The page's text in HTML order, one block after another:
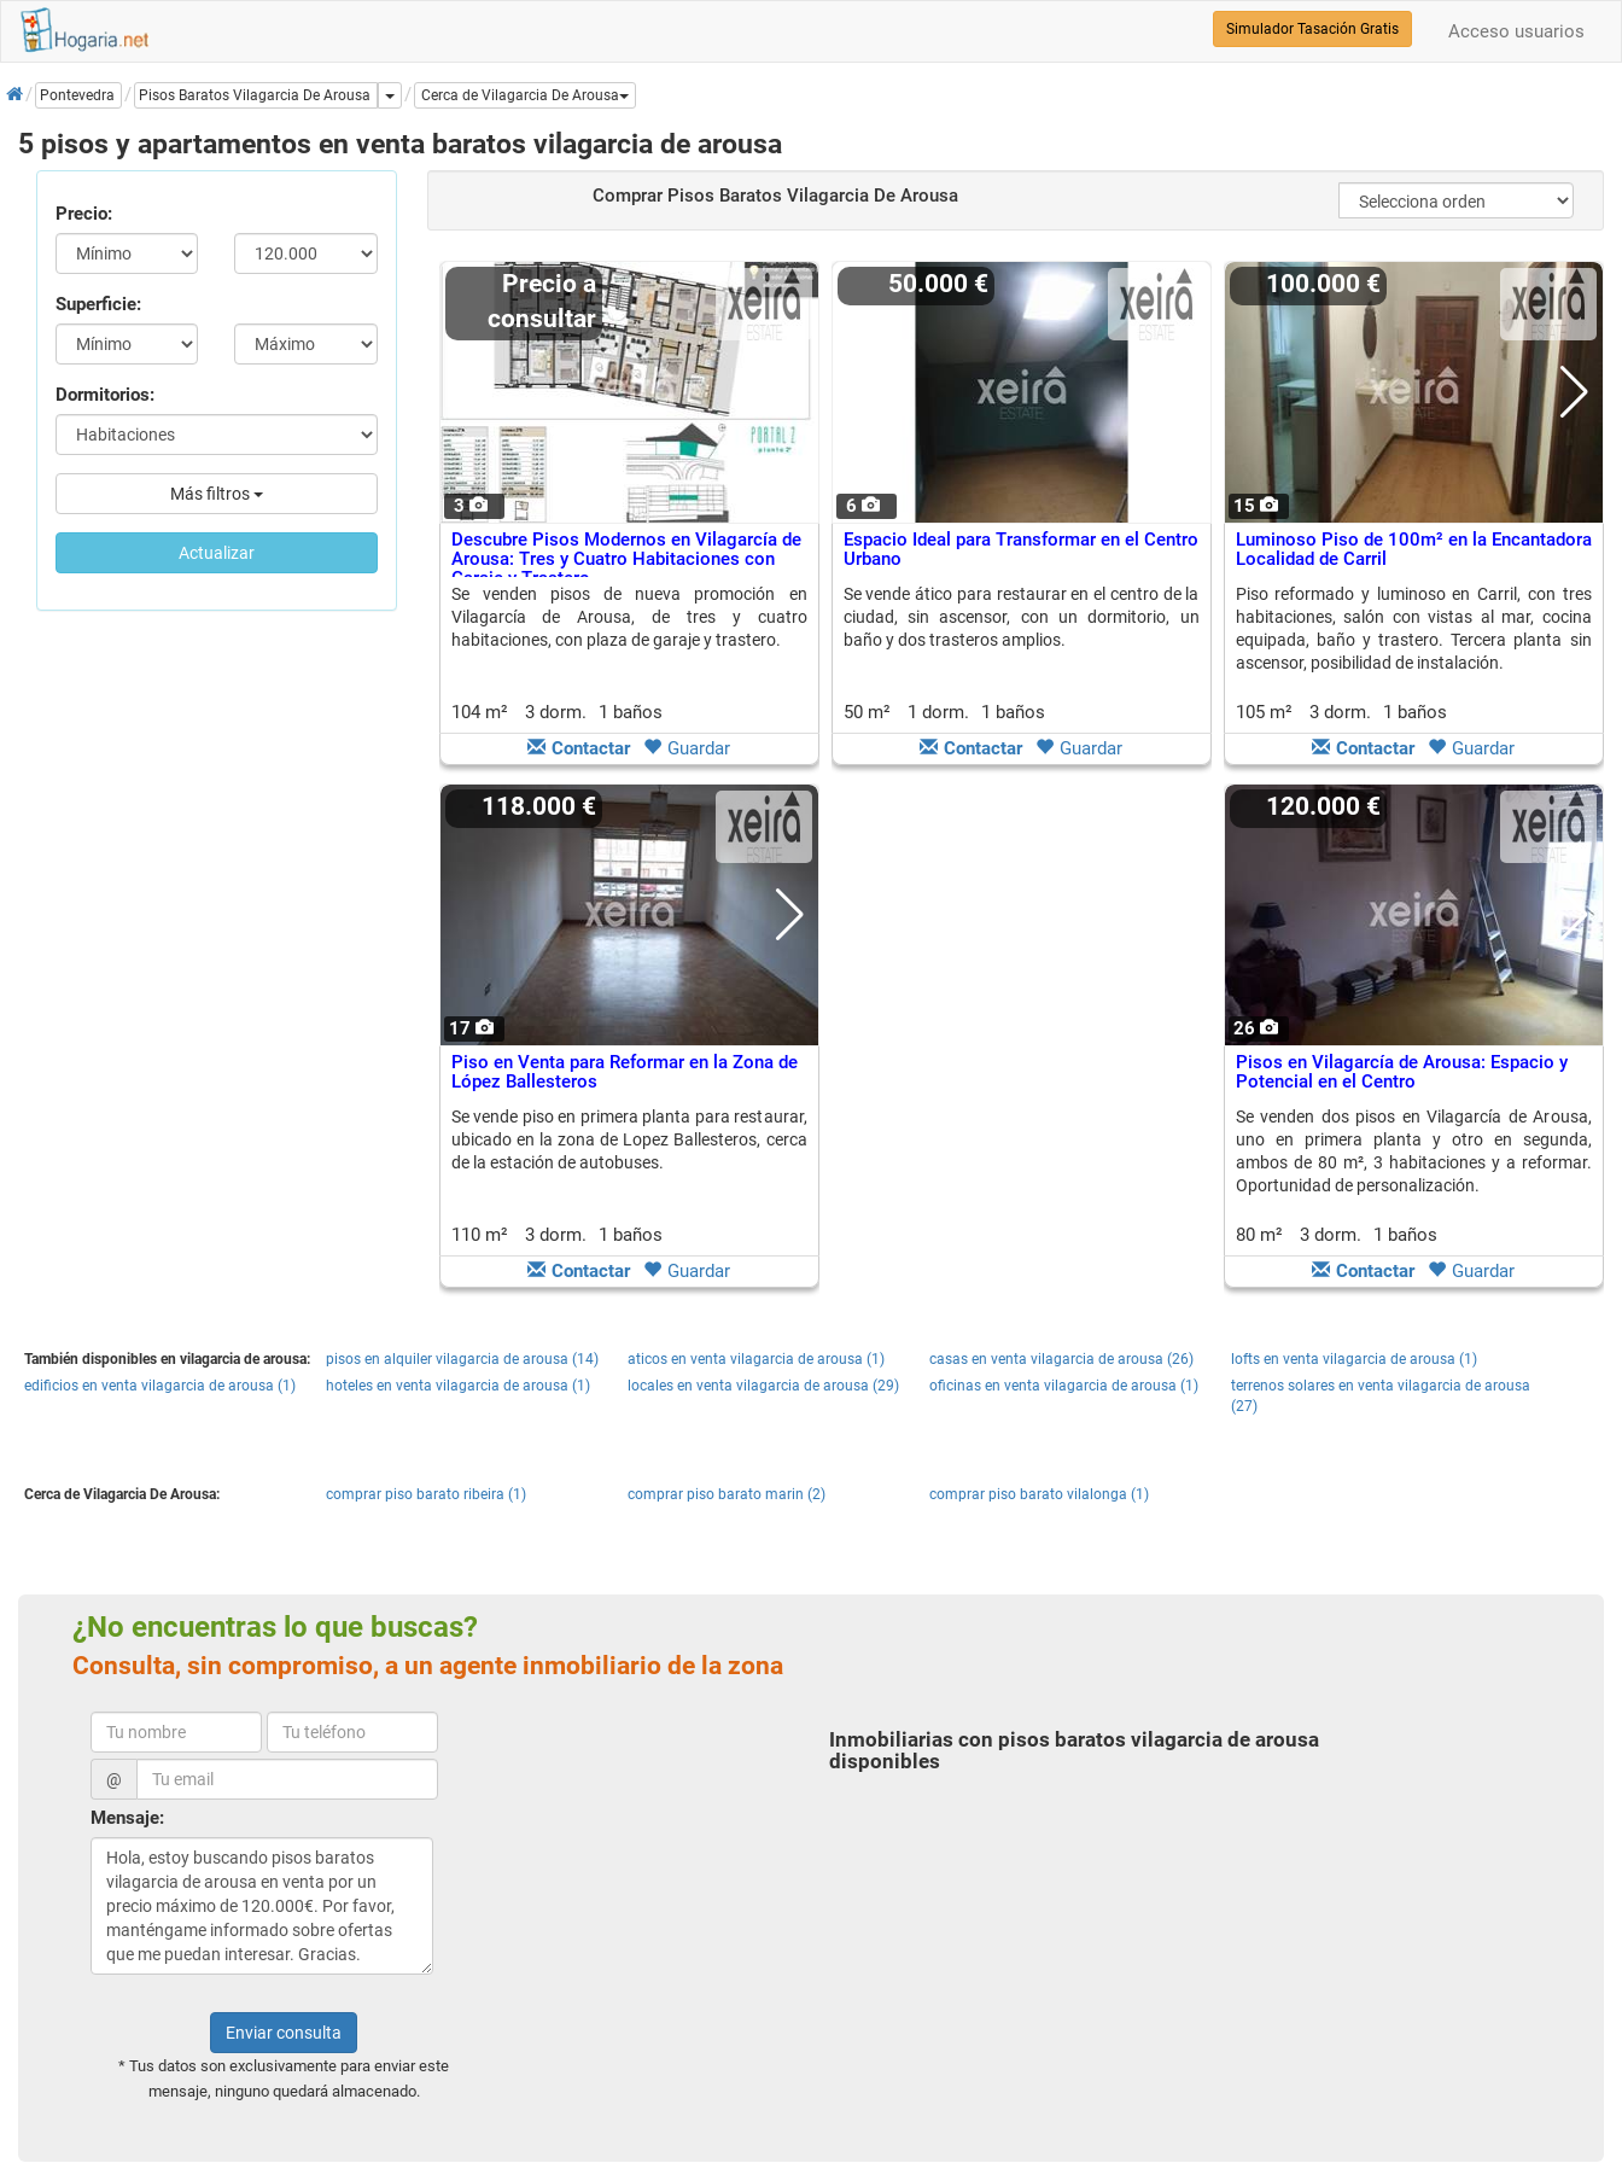
Acceso usuarios
Simulador Tasación Gratis
InicioPontevedra Pisos Baratos Vilagarcia De Arousa Dropdown
Cerca de Vilagarcia De Arousa
5 pisos y apartamentos en venta baratos vilagarcia de arousa
Precio:
Superficie:
Dormitorios:
Más filtros
Actualizar
Comprar Pisos Baratos Vilagarcia De Arousa
3
Precio a
consultar
Descubre Pisos Modernos en Vilagarcía de
Arousa: Tres y Cuatro Habitaciones con
Garaje y Trastero
Se venden pisos de nueva promoción en
Vilagarcía de Arousa, de tres y cuatro
habitaciones, con plaza de garaje y trastero.
104 m² 3 dorm.
1 baños
Contactar
Guardar
6
50.000 €
Espacio Ideal para Transformar en el Centro
Urbano
Se vende ático para restaurar en el centro de la
ciudad, sin ascensor, con un dormitorio, un
baño y dos trasteros amplios.
50 m² 1 dorm.
1 baños
Contactar
Guardar
15
100.000 €
Luminoso Piso de 100m² en la Encantadora
Localidad de Carril
Piso reformado y luminoso en Carril, con tres
habitaciones, salón con vistas al mar, cocina
equipada, baño y trastero. Tercera planta sin
ascensor, posibilidad de instalación.
105 m² 3 dorm.
1 baños
Contactar
Guardar
17
118.000 €
Piso en Venta para Reformar en la Zona de
López Ballesteros
Se vende piso en primera planta para restaurar,
ubicado en la zona de Lopez Ballesteros, cerca
de la estación de autobuses.
110 m² 3 dorm.
1 baños
Contactar
Guardar
26
120.000 €
Pisos en Vilagarcía de Arousa: Espacio y
Potencial en el Centro
Se venden dos pisos en Vilagarcía de Arousa,
uno en primera planta y otro en segunda,
ambos de 80 m², 3 habitaciones y a reformar.
Oportunidad de personalización.
80 m² 3 dorm.
1 baños
Contactar
Guardar
También disponibles en vilagarcia de arousa: pisos en alquiler vilagarcia de arousa (14) aticos en venta vilagarcia de arousa (1) casas en venta vilagarcia de arousa (26)
lofts en venta vilagarcia de arousa (1)
edificios en venta vilagarcia de arousa (1)
hoteles en venta vilagarcia de arousa (1) locales en venta vilagarcia de arousa (29) oficinas en venta vilagarcia de arousa (1)
terrenos solares en venta vilagarcia de arousa
(27)
Cerca de Vilagarcia De Arousa: comprar piso barato ribeira (1) comprar piso barato marin (2) comprar piso barato vilalonga (1)
¿No encuentras lo que buscas?
Consulta, sin compromiso, a un agente inmobiliario de la zona
@
Mensaje:
Enviar consulta
* Tus datos son exclusivamente para enviar este
mensaje, ninguno quedará almacenado.
Inmobiliarias con pisos baratos vilagarcia de arousa
disponibles